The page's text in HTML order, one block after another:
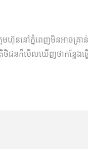
មហ៊ុន​នៅភ្នំពេញ​មិន​អាច​គ្
ថិជន​ក៏​មើល​ឃើញ​ថា​កន្លែងធ្វ